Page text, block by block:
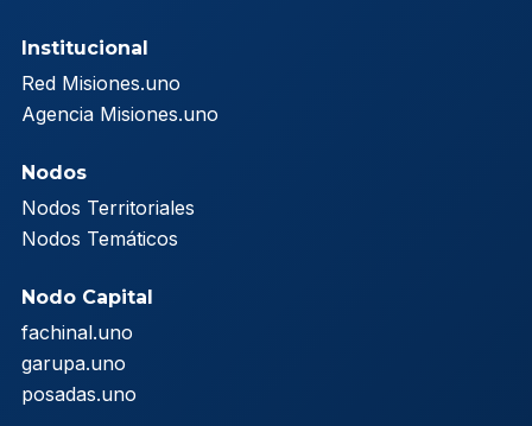
Institucional
Red Misiones.uno
Agencia Misiones.uno
Nodos
Nodos Territoriales
Nodos Temáticos
Nodo Capital
fachinal.uno
garupa.uno
posadas.uno